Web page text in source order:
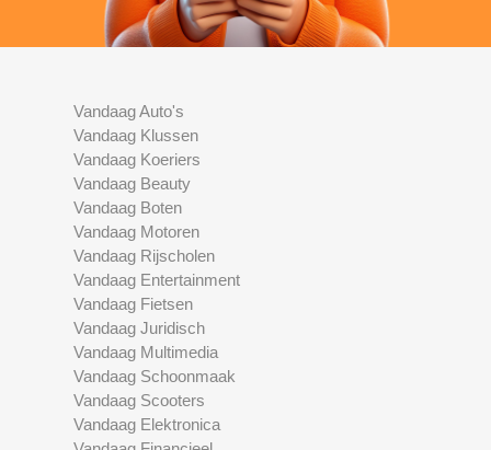
Vandaag Auto's
Vandaag Klussen
Vandaag Koeriers
Vandaag Beauty
Vandaag Boten
Vandaag Motoren
Vandaag Rijscholen
Vandaag Entertainment
Vandaag Fietsen
Vandaag Juridisch
Vandaag Multimedia
Vandaag Schoonmaak
Vandaag Scooters
Vandaag Elektronica